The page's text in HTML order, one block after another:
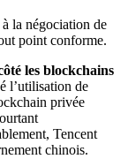
à la négociation de
point conforme.
les blockchains
l’utilisation de
privée
Tencent
chinois.